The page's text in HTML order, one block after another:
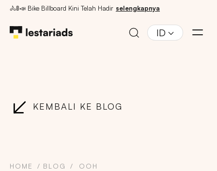
🚴🚦📣 Bike Billboard Kini Telah Hadir selengkapnya
ID
KEMBALI KE BLOG
HOME BLOG OOH